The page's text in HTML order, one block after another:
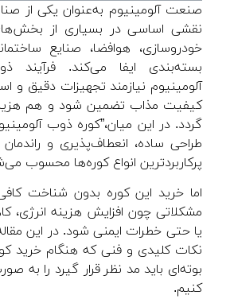
صنعت آلومینیوم به‌عنوان یکی از
نقشی اساسی در بسیاری از
خودروسازی، هوافضا، صنایع
بسته‌بندی ایفا می‌کند. فرآیند
آلومینیوم نیازمند تجهیزات دقیق و
کیفیت مذاب تضمین شود و هم
گردد. در این میان،”کوره ذوب
طراحی ساده، انعطاف‌پذیری و
پرکاربردترین انواع کوره‌ها محسوب
اما خرید این کوره بدون شناخت
مشکلاتی چون افزایش هزینه انرژی،
یا حتی خطرات ایمنی شود. در این
نکات کلیدی و فنی که هنگام خرید
بوته‌ای باید مد نظر قرار گیرد را
کنیم.